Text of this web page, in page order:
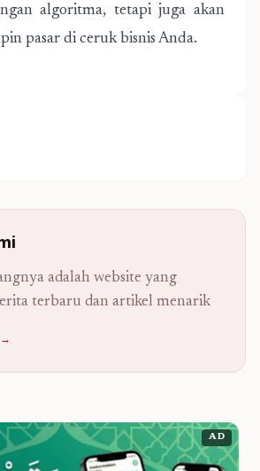
algoritma, tetapi juga akan
pasar di ceruk bisnis Anda.
adalah website yang
terbaru dan artikel menarik
AD